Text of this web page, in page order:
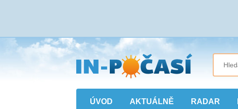
Přejít
na
hlavní
obsah
ÚVOD AKTUÁLNĚ RADAR